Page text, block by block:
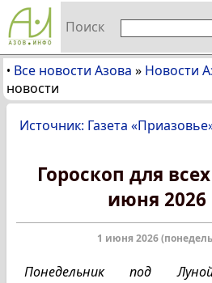
Поиск
• Все новости Азова » Новости
новости
Источник: Газета
Гороскоп для
июня 2026
1 июня 2026
Понедельник под